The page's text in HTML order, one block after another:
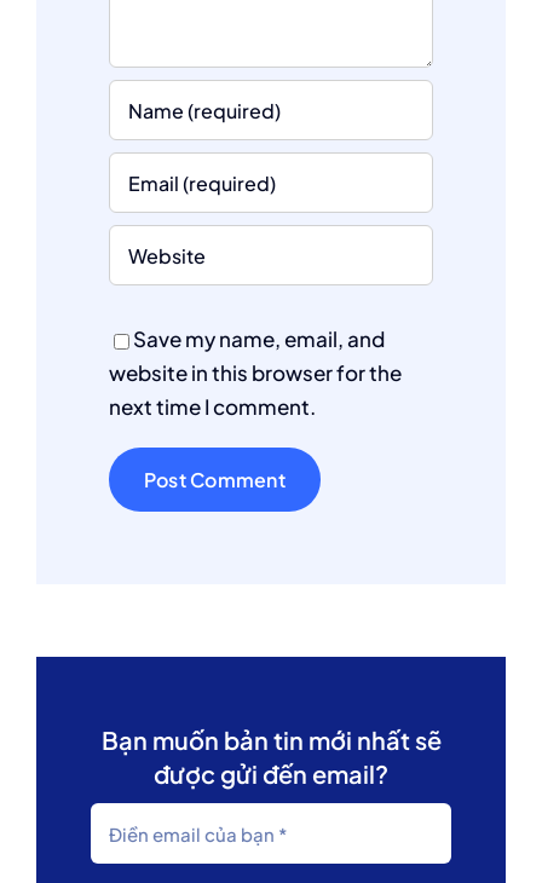
Save my name, email, and
website in this browser for the
next time I comment.
Bạn muốn bản tin mới nhất sẽ
được gửi đến email?